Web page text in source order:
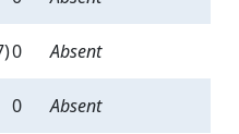
0
Absent
0
Absent